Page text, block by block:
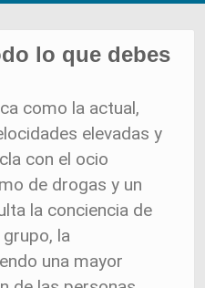
lo que debes
como la actual,
elevadas y
con el ocio
de drogas y un
la conciencia de
la
una mayor